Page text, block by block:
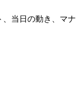
当日の動き、マナ